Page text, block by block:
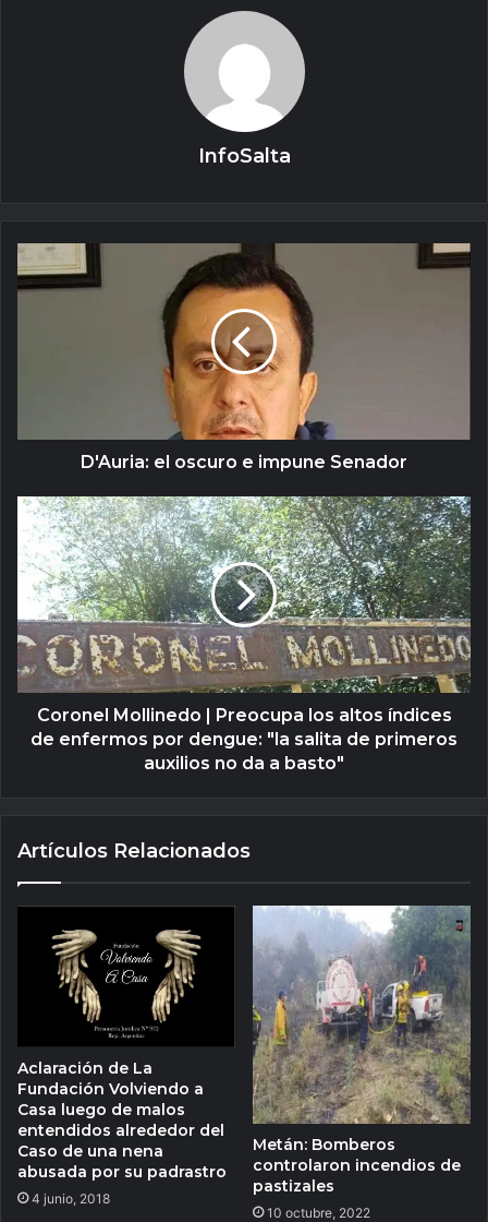
InfoSalta
D'Auria: el oscuro e impune Senador
Coronel Mollinedo | Preocupa los altos índices
de enfermos por dengue: "la salita de primeros
auxilios no da a basto"
Artículos Relacionados
Aclaración de La
Fundación Volviendo a
Casa luego de malos
entendidos alrededor del
Caso de una nena
abusada por su padrastro
4 junio, 2018
Metán: Bomberos
controlaron incendios de
pastizales
10 octubre, 2022